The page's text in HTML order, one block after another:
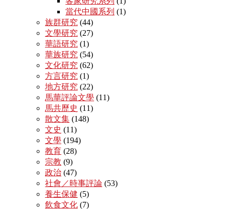
當代中國系列 (1)
族群研究 (44)
文學研究 (27)
華語研究 (1)
華族研究 (54)
文化研究 (62)
方言研究 (1)
地方研究 (22)
馬華評論文學 (11)
馬共歷史 (11)
散文集 (148)
文史 (11)
文學 (194)
教育 (28)
宗教 (9)
政治 (47)
社會／時事評論 (53)
養生保健 (5)
飲食文化 (7)